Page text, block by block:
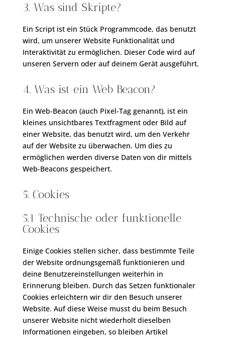
3. Was sind Skripte?
Ein Script ist ein Stück Programmcode, das benutzt
wird, um unserer Website Funktionalität und
Interaktivität zu ermöglichen. Dieser Code wird auf
unseren Servern oder auf deinem Gerät ausgeführt.
4. Was ist ein Web Beacon?
Ein Web-Beacon (auch Pixel-Tag genannt), ist ein
kleines unsichtbares Textfragment oder Bild auf
einer Website, das benutzt wird, um den Verkehr
auf der Website zu überwachen. Um dies zu
ermöglichen werden diverse Daten von dir mittels
Web-Beacons gespeichert.
5. Cookies
5.1 Technische oder funktionelle
Cookies
Einige Cookies stellen sicher, dass bestimmte Teile
der Website ordnungsgemäß funktionieren und
deine Benutzereinstellungen weiterhin in
Erinnerung bleiben. Durch das Setzen funktionaler
Cookies erleichtern wir dir den Besuch unserer
Website. Auf diese Weise musst du beim Besuch
unserer Website nicht wiederholt dieselben
Informationen eingeben, so bleiben Artikel